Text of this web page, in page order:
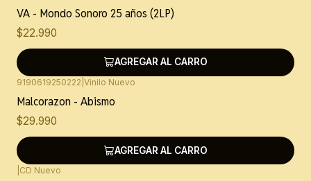
VA - Mondo Sonoro 25 años (2LP)
$22.990
AGREGAR AL CARRO
9190619250222 Vinilo Nuevo
Malcorazon - Abismo
$29.990
AGREGAR AL CARRO
CD Nuevo